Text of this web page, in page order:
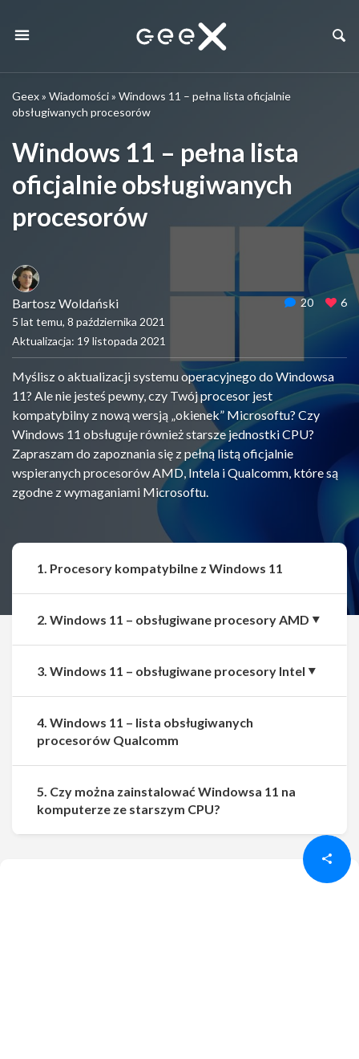
Geex» Wiadomości» Windows 11 – pełna lista oficjalnie
obsługiwanych procesorów
Windows 11 – pełna lista
oficjalnie obsługiwanych
procesorów
Bartosz Woldański
5 lat temu, 8 października 2021
Aktualizacja: 19 listopada 2021
20 6
Myślisz o aktualizacji systemu operacyjnego do Windowsa
11? Ale nie jesteś pewny, czy Twój procesor jest
kompatybilny z nową wersją „okienek” Microsoftu? Czy
Windows 11 obsługuje również starsze jednostki CPU?
Zapraszam do zapoznania się z pełną listą oficjalnie
wspieranych procesorów AMD, Intela i Qualcomm, które są
zgodne z wymaganiami Microsoftu.
Udostępnij
1. Procesory kompatybilne z Windows 11
2. Windows 11 – obsługiwane procesory AMD
3. Windows 11 – obsługiwane procesory Intel
4. Windows 11 – lista obsługiwanych
procesorów Qualcomm
5. Czy można zainstalować Windowsa 11 na
komputerze ze starszym CPU?